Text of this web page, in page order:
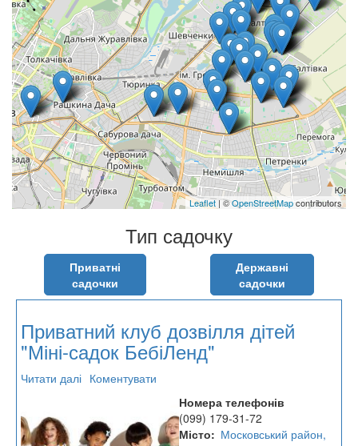
Leaflet| ©OpenStreetMapcontributors
Тип садочку
Приватні
садочки
Державні
садочки
Приватний клуб дозвілля дітей
"Міні-садок БебіЛенд"
Читати далі про
дозвілля
дітей
Коментувати
Номера телефонів
(099) 179-31-72
Місто
Московський район,